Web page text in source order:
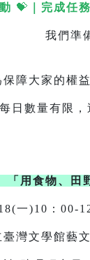
💝 完成任
題的摺
大家的權益
送完為止
「用食物、
一)10：00-
臺灣文學館藝